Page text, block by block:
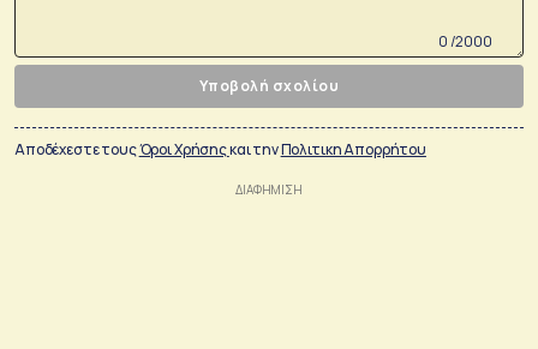
0 /2000
Υποβολή σχολίου
Αποδέχεστε τουςΌροι Χρήσηςκαι τηνΠολιτικη Απορρήτου